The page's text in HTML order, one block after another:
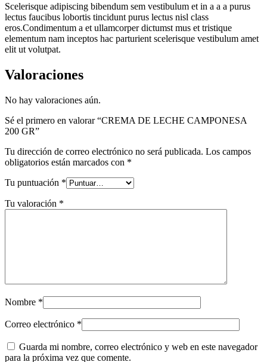
Scelerisque adipiscing bibendum sem vestibulum et in a a a purus
lectus faucibus lobortis tincidunt purus lectus nisl class
eros.Condimentum a et ullamcorper dictumst mus et tristique
elementum nam inceptos hac parturient scelerisque vestibulum amet
elit ut volutpat.
Valoraciones
No hay valoraciones aún.
Sé el primero en valorar “CREMA DE LECHE CAMPONESA
200 GR”
Tu dirección de correo electrónico no será publicada. Los campos
obligatorios están marcados con *
Tu puntuación *
Tu valoración *
Nombre *
Correo electrónico *
Guarda mi nombre, correo electrónico y web en este navegador
para la próxima vez que comente.